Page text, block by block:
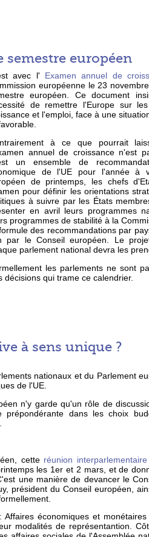
semestre européen
avec l' Examen annuel de
européenne le 23
européen. Ce document
de remettre l'Europe sur
et l'emploi, face à une
à ce que pourrait
annuel de croissance n'est
un ensemble de
de l'UE pour l'année à
de printemps, les chefs
pour définir les orientations
à suivre par les États
en avril leurs programmes
programmes de stabilité à la
des recommandations par
par le Conseil européen. Le
parlement national devra les
les parlements ne sont
décisions qui trame ce calendrier.
à sens unique ?
nationaux et du Parlement
de l'UE.
n'y garde qu'un rôle de
dans les choix
cette réunion interparlementaire
les 1er et 2 mars, et de
une manière de devancer le
président du Conseil européen,
économiques et
modalités de représentantion.